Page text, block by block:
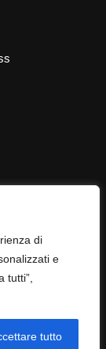
di
e
tutti”,
tutto